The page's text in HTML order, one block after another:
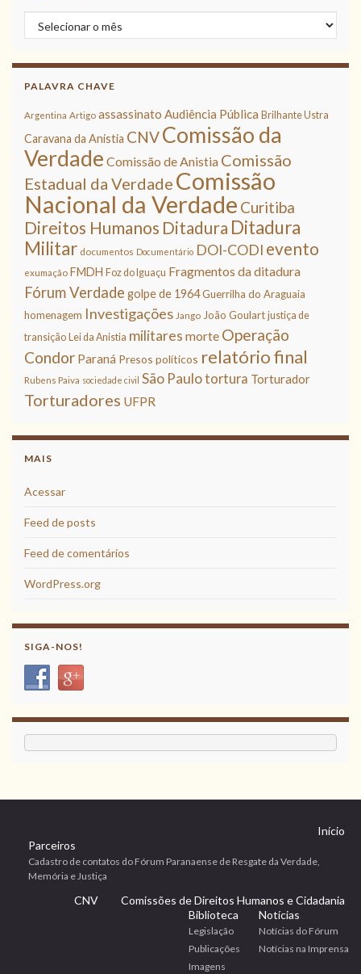
Arquivos
PALAVRA CHAVE
Argentina Artigo assassinato Audiência Pública Brilhante Ustra
Caravana da Anistia CNVComissão da
Verdade Comissão de Anistia Comissão
Estadual da Verdade Comissão
Nacional da Verdade Curitiba
Direitos Humanos Ditadura Ditadura
Militar documentos Documentário DOI-CODI evento
exumação FMDH Foz do Iguaçu Fragmentos da ditadura
Fórum Verdade golpe de 1964Guerrilha do Araguaia
homenagem Investigações Jango João Goulart justiça de
transição
Lei da Anistia militares morte Operação
Condor Paraná Presos políticos relatório final
Rubens Paiva sociedade civil São Paulotortura Torturador
Torturadores UFPR
MAIS
Acessar
Feed de posts
Feed de comentários
WordPress.org
SIGA-NOS!
Início
Parceiros
Cadastro de contatos do Fórum Paranaense de Resgate da Verdade,
Memória e Justiça
CNV
Comissões de Direitos Humanos e Cidadania
Biblioteca
Legislação
Publicações
Imagens
Notícias
Notícias do Fórum
Notícias na Imprensa